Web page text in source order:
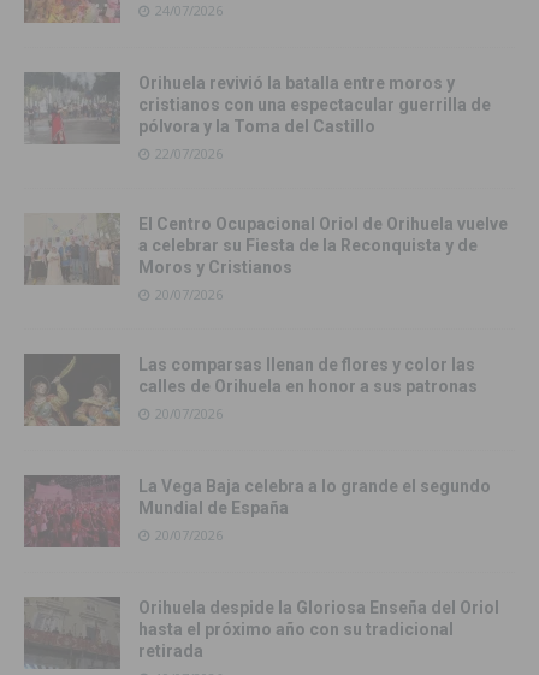
24/07/2026
Orihuela revivió la batalla entre moros y
cristianos con una espectacular guerrilla de
pólvora y la Toma del Castillo
22/07/2026
El Centro Ocupacional Oriol de Orihuela vuelve
a celebrar su Fiesta de la Reconquista y de
Moros y Cristianos
20/07/2026
Las comparsas llenan de flores y color las
calles de Orihuela en honor a sus patronas
20/07/2026
La Vega Baja celebra a lo grande el segundo
Mundial de España
20/07/2026
Orihuela despide la Gloriosa Enseña del Oriol
hasta el próximo año con su tradicional
retirada